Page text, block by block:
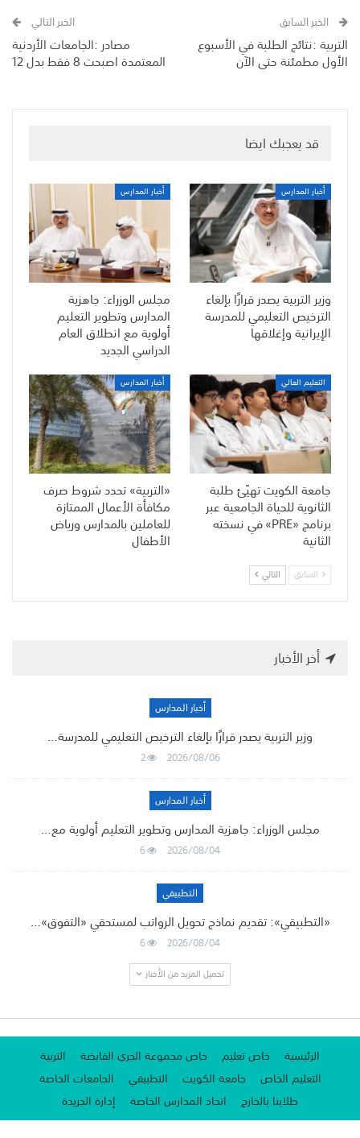
الخبر السابق
التربية :نتائج الطلبة في الأسبوع
الأول مطمئنة حتى الآن
الخبر التالي
مصادر :الجامعات الأردنية
المعتمدة اصبحت 8 فقط بدل 12
قد يعجبك ايضا
أخبار المدارس
وزير التربية يصدر قرارًا بإلغاء
الترخيص التعليمي للمدرسة
الإيرانية وإغلاقها
أخبار المدارس
مجلس الوزراء: جاهزية
المدارس وتطوير التعليم
أولوية مع انطلاق العام
الدراسي الجديد
التعليم العالي
جامعة الكويت تهيّئ طلبة
الثانوية للحياة الجامعية عبر
برنامج «PRE» في نسخته
الثانية
أخبار المدارس
«التربية» تحدد شروط صرف
مكافأة الأعمال الممتازة
للعاملين بالمدارس ورياض
الأطفال
السابق التالي
أخر الأخبار
أخبار المدارس
وزير التربية يصدر قرارًا بإلغاء الترخيص التعليمي للمدرسة…
2026/08/06
2
أخبار المدارس
مجلس الوزراء: جاهزية المدارس وتطوير التعليم أولوية مع…
2026/08/04
6
التطبيقي
«التطبيقي»: تقديم نماذج تحويل الرواتب لمستحقي «التفوق»…
2026/08/04
6
تحميل المزيد من الأخبار
الرئيسية خاص تعليم خاص مجموعة الجري القابضة
التربية
التعليم الخاص
جامعة الكويت التطبيقي
الجامعات الخاصة
طلابنا بالخارج
اتحاد المدارس الخاصة إدارة الجريدة